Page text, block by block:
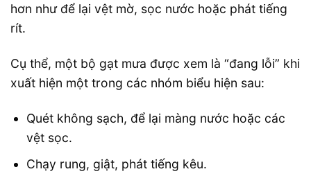
hơn như để lại vệt mờ, sọc nước hoặc phát tiếng
rít.
Cụ thể, một bộ gạt mưa được xem là “đang lỗi” khi
xuất hiện một trong các nhóm biểu hiện sau:
Quét không sạch, để lại màng nước hoặc các
vệt sọc.
Chạy rung, giật, phát tiếng kêu.